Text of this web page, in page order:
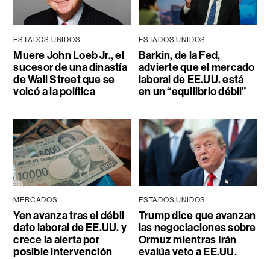
ESTADOS UNIDOS
Muere John Loeb Jr., el
sucesor de una dinastía
de Wall Street que se
volcó a la política
ESTADOS UNIDOS
Barkin, de la Fed,
advierte que el mercado
laboral de EE.UU. está
en un “equilibrio débil”
MERCADOS
Yen avanza tras el débil
dato laboral de EE.UU. y
crece la alerta por
posible intervención
ESTADOS UNIDOS
Trump dice que avanzan
las negociaciones sobre
Ormuz mientras Irán
evalúa veto a EE.UU.